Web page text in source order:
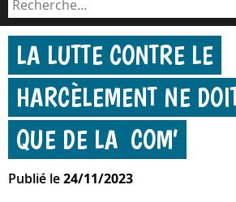
LA LUTTE CONTRE LE
HARCÈLEMENT NE
QUE DE LA COM’
Publié le24/11/2023